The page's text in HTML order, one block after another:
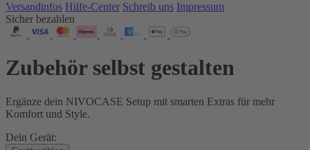
Versandinfos Hilfe-Center Schreib uns Impressum
Sicher bezahlen
Zubehör selbst gestalten
Ergänze dein NIVOCASE Setup mit smarten Extras für mehr
Komfort und Style.
Dein Gerät: